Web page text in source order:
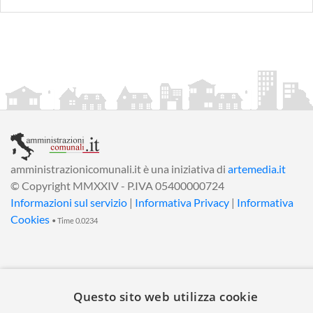
amministrazionicomunali.it è una iniziativa di artemedia.it
© Copyright MMXXIV - P.IVA 05400000724
Informazioni sul servizio | Informativa Privacy | Informativa
Cookies • Time 0.0234
Questo sito web utilizza cookie